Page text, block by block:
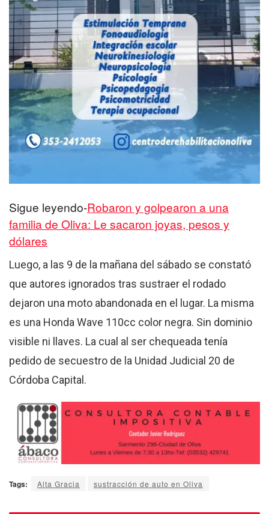
Sigue leyendo-Robaron y golpearon a una
familia de Oliva: Le sacaron joyas, pesos y
dólares
Luego, a las 9 de la mañana del sábado se constató
que autores ignorados tras sustraer el rodado
dejaron una moto abandonada en el lugar. La misma
es una Honda Wave 110cc color negra. Sin dominio
visible ni llaves. La cual al ser chequeada tenía
pedido de secuestro de la Unidad Judicial 20 de
Córdoba Capital.
Tags: Alta Gracia sustracción de auto en Oliva